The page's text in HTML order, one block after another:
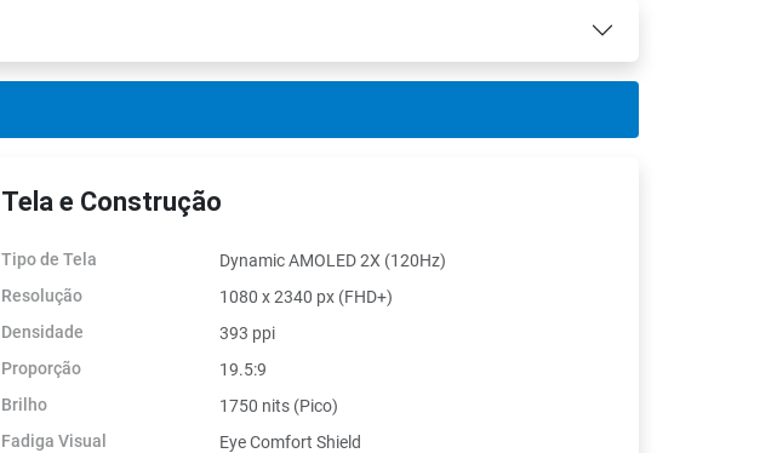
Tela e Construção
Tipo de Tela
Dynamic AMOLED 2X (120Hz)
Resolução
1080 x 2340 px (FHD+)
Densidade
393 ppi
Proporção
19.5:9
Brilho
1750 nits (Pico)
Fadiga Visual
Eye Comfort Shield